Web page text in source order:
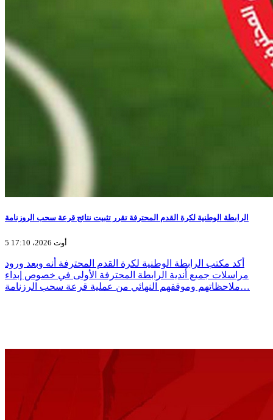
الرابطة الوطنية لكرة القدم المحترفة تقرر تثبيت نتائج قرعة سحب الروزنامة
5 أوت 2026، 17:10
أكد مكتب الرابطة الوطنية لكرة القدم المحترفة أنه وبعد ورود
مراسلات جميع أندية الرابطة المحترفة الأولى في خصوص إبداء
ملاحظاتهم وموقفهم النهائي من عملية قرعة سحب الرزنامة…